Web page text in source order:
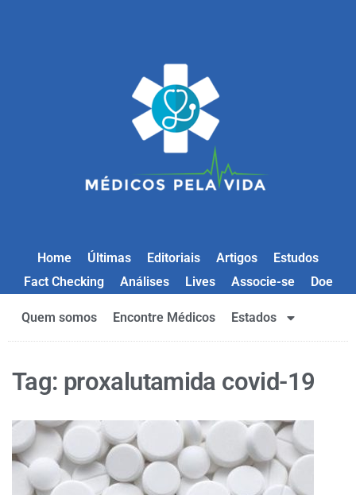
Home Últimas Editoriais Artigos
Estudos
Fact Checking
Análises Lives Associe-se Doe
Quem somos Encontre Médicos Estados
Tag: proxalutamida covid-19